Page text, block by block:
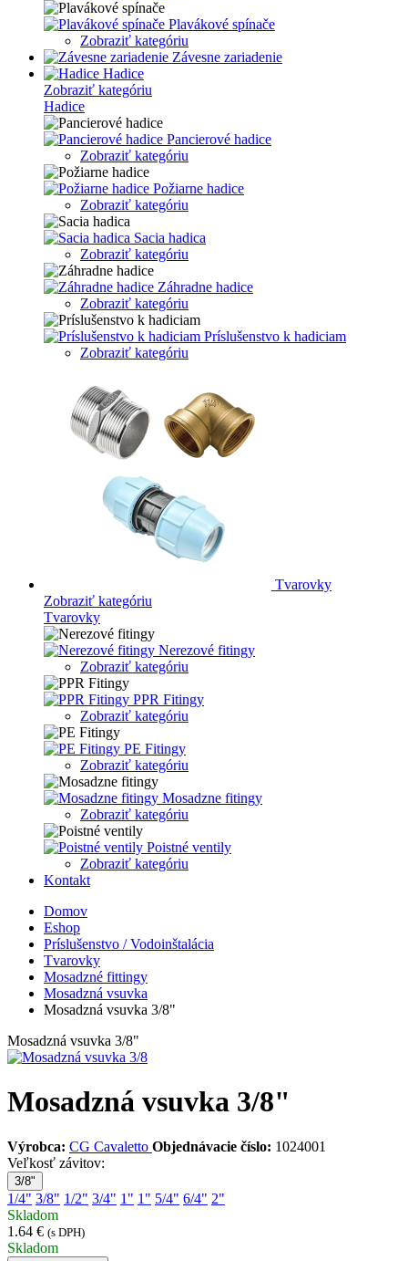
Plavákové spínače
Zobraziť kategóriu
Závesne zariadenie
Hadice
Zobraziť kategóriu
Hadice
Pancierové hadice
Zobraziť kategóriu
Požiarne hadice
Zobraziť kategóriu
Sacia hadica
Zobraziť kategóriu
Záhradne hadice
Zobraziť kategóriu
Príslušenstvo k hadiciam
Zobraziť kategóriu
Tvarovky
Zobraziť kategóriu
Tvarovky
Nerezové fitingy
Zobraziť kategóriu
PPR Fitingy
Zobraziť kategóriu
PE Fitingy
Zobraziť kategóriu
Mosadzne fitingy
Zobraziť kategóriu
Poistné ventily
Zobraziť kategóriu
Kontakt
Domov
Eshop
Príslušenstvo / Vodoinštalácia
Tvarovky
Mosadzné fittingy
Mosadzná vsuvka
Mosadzná vsuvka 3/8"
Mosadzná vsuvka 3/8"
Mosadzná vsuvka 3/8"
Výrobca: CG Cavaletto Objednávacie číslo: 1024001
Veľkosť závitov:
3/8"
1/4" 3/8" 1/2" 3/4" 1" 1" 5/4" 6/4" 2"
Skladom
1.64 € (s DPH)
Skladom